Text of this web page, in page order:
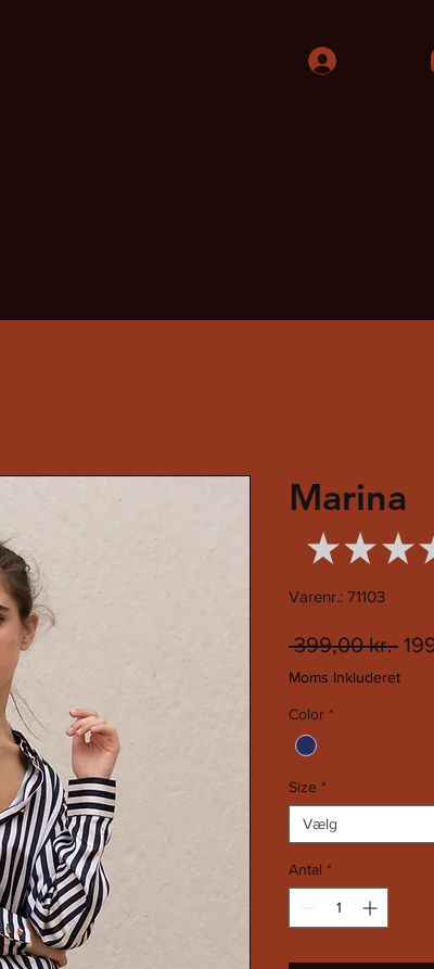
Marina
★★★
Varenr.: 71103
399,00 kr.
pris
Moms Inkluderet
Color *
Size *
Vælg
Antal *